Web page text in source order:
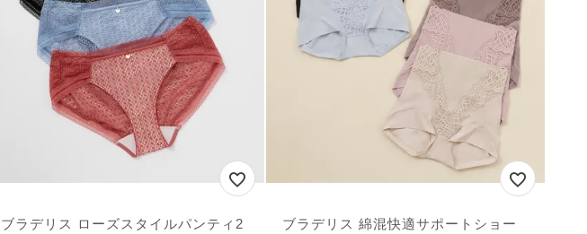
ブラデリス ローズスタイルパンティ2
ブラデリス 綿混快適サポートショー